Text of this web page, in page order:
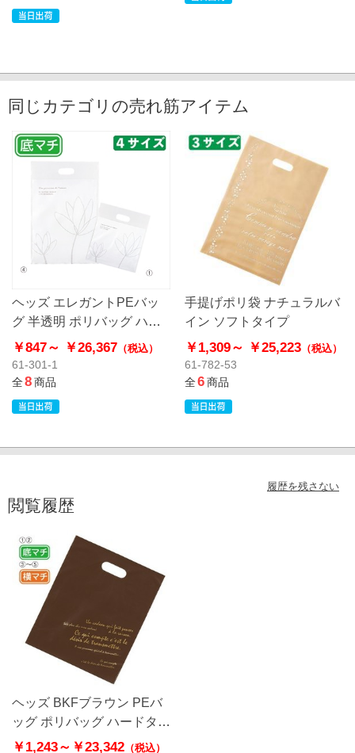
同じカテゴリの売れ筋アイテム
ヘッズ エレガントPEバッ
グ 半透明 ポリバッグ ハー
ドタイプ
￥847～ ￥26,367 （税込）
61-301-1
全8商品
手提げポリ袋 ナチュラルバ
イン ソフトタイプ
￥1,309～ ￥25,223（税込）
61-782-53
全6商品
履歴を残さない
閲覧履歴
ヘッズ BKFブラウン PEバ
ッグ ポリバッグ ハードタイ
プ
￥1,243～ ￥23,342 （税込）